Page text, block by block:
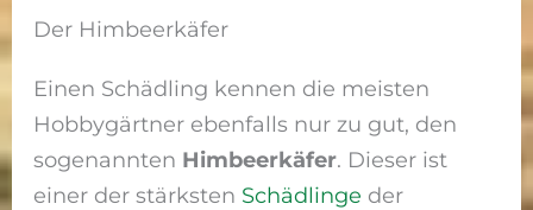
Der Himbeerkäfer
Einen Schädling kennen die meisten
Hobbygärtner ebenfalls nur zu gut, den
sogenannten Himbeerkäfer. Dieser ist
einer der stärksten Schädlinge der